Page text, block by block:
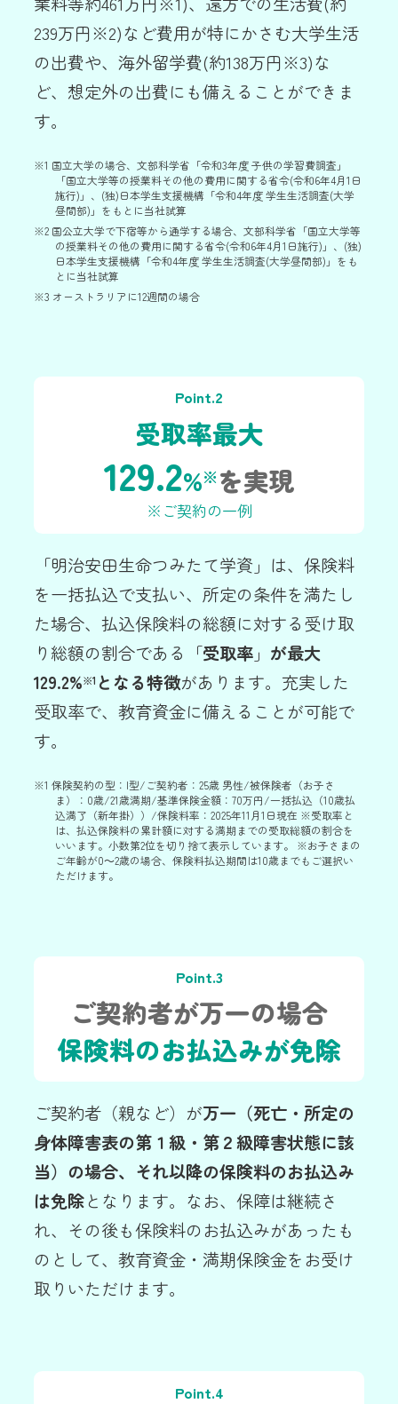
239万円※2)など費用が特にかさむ大学生活
の出費や、海外留学費(約138万円※3)な
ど、想定外の出費にも備えることができま
す。
※1 国立大学の場合、文部科学省「令和3年度 子供の学習費調査」
「国立大学等の授業料その他の費用に関する省令(令和6年4月1日
施行)」、(独)日本学生支援機構「令和4年度 学生生活調査(大学
昼間部)」をもとに当社試算
※2
の授業料その他の費用に関する省令(令和6年4月1日施行)」、(独)
日本学生支援機構「令和4年度 学生生活調査(大学昼間部)」をも
とに当社試算
※3 オーストラリアに12週間の場合
Point.2
受取率最大
129.2%※を実現
※ご契約の一例
「明治安田生命つみたて学資」は、保険料
を一括払込で支払い、所定の条件を満たし
た場合、払込保険料の総額に対する受け取
り総額の割合である「受取率 」 が最大
129.2%※1 となる特徴があります。充実した
受取率で、教育資金に備えることが可能で
す。
※1 保険契約の型：I型/ご契約者：25歳 男性/被保険者（お子さ
ま）：0歳/21歳満期/基準保険金額：70万円/一括払込（10歳払
込満了（新年掛））/保険料率：2025年11月1日現在 ※受取率と
は、払込保険料の累計額に対する満期までの受取総額の割合を
いいます。小数第2位を切り捨て表示しています。 ※お子さまの
ご年齢が0～2歳の場合、保険料払込期間は10歳までもご選択い
ただけます。
Point.3
ご契約者が万一の場合
保険料のお払込みが免除
ご契約者（親など）が万一（死亡・所定の
身体障害表の第１級・第２級障害状態に該
当）の場合、それ以降の保険料のお払込み
は免除となります。なお、保障は継続さ
れ、その後も保険料のお払込みがあったも
のとして、教育資金・満期保険金をお受け
取りいただけます。
Point.4